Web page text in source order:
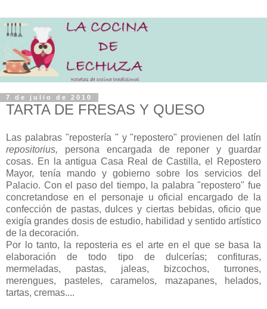
7 de julio de 2010
TARTA DE FRESAS Y QUESO
Las palabras "repostería " y "repostero" provienen del latín
repositorius, persona encargada de reponer y guardar
cosas. En la antigua Casa Real de Castilla, el Repostero
Mayor, tenía mando y gobierno sobre los servicios del
Palacio. Con el paso del tiempo, la palabra "repostero" fue
concretandose en el personaje u oficial encargado de la
confección de pastas, dulces y ciertas bebidas, oficio que
exigía grandes dosis de estudio, habilidad y sentido artístico
de la decoración.
Por lo tanto, la reposteria es el arte en el que se basa la
elaboración de todo tipo de dulcerías; confituras,
mermeladas, pastas, jaleas, bizcochos, turrones,
merengues, pasteles, caramelos, mazapanes, helados,
tartas, cremas....